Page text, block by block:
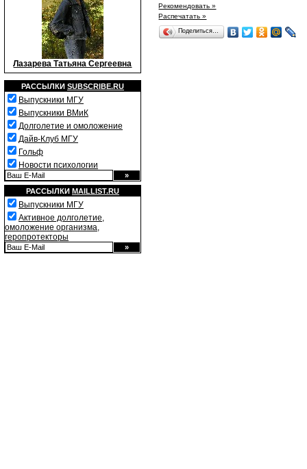
Лазарева Татьяна Сергеевна
РАССЫЛКИ SUBSCRIBE.RU
Выпускники МГУ
Выпускники ВМиК
Долголетие и омоложение
Дайв-Клуб МГУ
Гольф
Новости психологии
РАССЫЛКИ MAILLIST.RU
Выпускники МГУ
Активное долголетие,
омоложение организма,
геропротекторы
Рекомендовать »
Распечатать »
Поделиться…